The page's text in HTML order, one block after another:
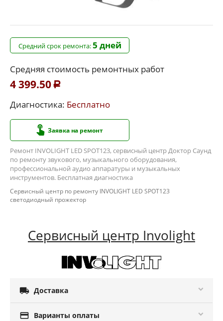
Средний срок ремонта:5 дней
Средняя стоимость ремонтных работ
4 399.50 Р
Диагностика: Бесплатно
Заявка на ремонт
Ремонт INVOLIGHT LED SPOT123, сервисный центр Доктор Саунд
по ремонту звукового, музыкального оборудования,
профессиональной аудио аппаратуры и музыкальных
инструментов. Бесплатная диагностика
Сервисный центр по ремонту INVOLIGHT LED SPOT123
светодиодный прожектор
Сервисный центр Involight
 Доставка
 Варианты оплаты